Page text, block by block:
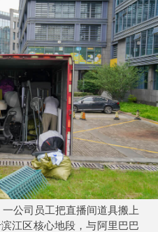
公司员工把直播间道具搬上
江区核心地段，与阿里巴巴